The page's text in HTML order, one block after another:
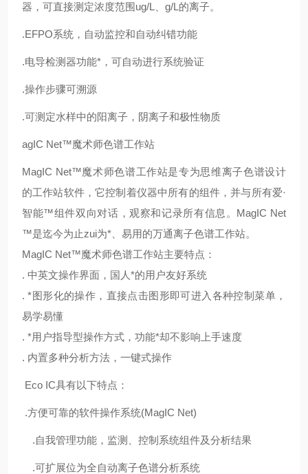
器，可直接测定浓度范围ug/L、g/L的离子。
.EFPO系统，自动监控和自动纠错功能
.电导检测器功能*，可自动进行系统验证
.操作步骤可溯源
.可测定水样中的阳离子，阴离子和极性物质
agIC Net™魔术师色谱工作站
MagIC Net™魔术师色谱工作站是专为思维离子色谱设计
的工作站软件，它控制着仪器中所有的组件，并与所有爱·
智能™组件双向对话，观察和记录所有信息。MagIC Net
™是迄今为止zui为*、易用的万通离子色谱工作站。
MagIC Net™魔术师色谱工作站主要特点：
. 中英文操作界面，国人*的用户友好系统
. *图形化的操作，直接点击图形即可进入各种控制菜单，
易学易懂
. *用户指导型操作方式，功能*却不影响上手速度
. 内置多种分析方法，一键式操作
Eco IC具有以下特点：
.方便可靠的软件操作系统(MagIC Net)
.自我管理功能，监测、控制系统组件及分析结果
.可扩展位为全自动离子色谱分析系统